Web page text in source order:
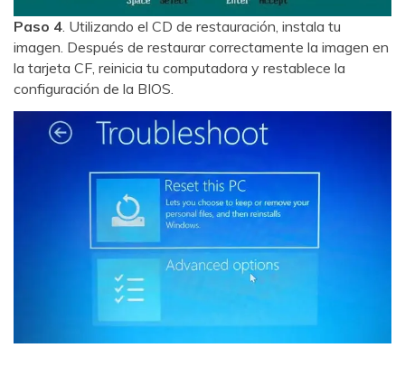
Paso 4 . Utilizando el CD de restauración, instala tu
imagen. Después de restaurar correctamente la imagen en
la tarjeta CF, reinicia tu computadora y restablece la
configuración de la BIOS.